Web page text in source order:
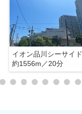
イオン品川シーサイド
約1556m／20分